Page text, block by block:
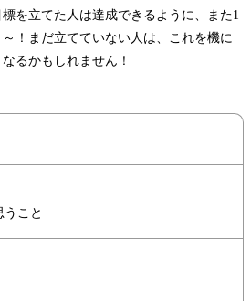
を立てた人は達成できるように、また1
！まだ立てていない人は、これを機に
るかもしれません！
うこと